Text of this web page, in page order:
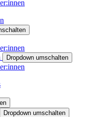
Dropdown umschalten
Dropdown umschalten